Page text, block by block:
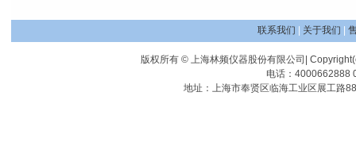
联系我们 关于我们
版权所有 © 上海林频仪器股份有限公司|
电话：4000662888
地址：上海市奉贤区临海工业区展工路